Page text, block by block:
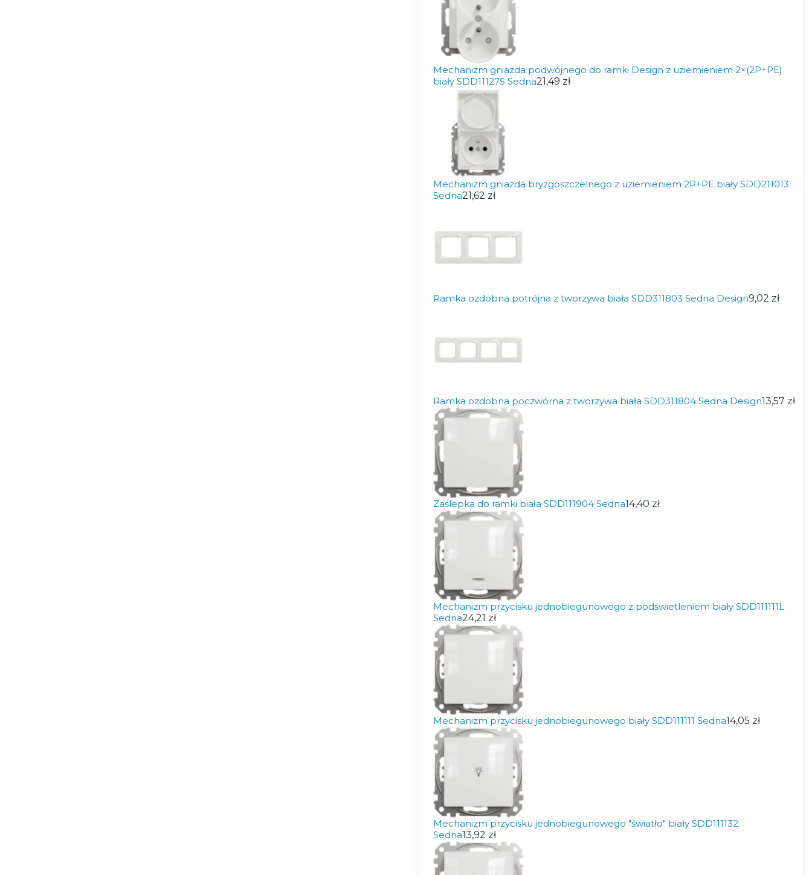
Mechanizm gniazda podwójnego do ramki Design z uziemieniem 2×(2P+PE)
biały SDD111275 Sedna21,49 zł
Mechanizm gniazda bryzgoszczelnego z uziemieniem 2P+PE biały SDD211013
Sedna21,62 zł
Ramka ozdobna potrójna z tworzywa biała SDD311803 Sedna Design9,02 zł
Ramka ozdobna poczwórna z tworzywa biała SDD311804 Sedna Design13,57 zł
Zaślepka do ramki biała SDD111904 Sedna14,40 zł
Mechanizm przycisku jednobiegunowego z podświetleniem biały SDD111111L
Sedna24,21 zł
Mechanizm przycisku jednobiegunowego biały SDD111111 Sedna14,05 zł
Mechanizm przycisku jednobiegunowego "światło" biały SDD111132
Sedna13,92 zł